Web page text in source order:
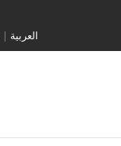
| العربية